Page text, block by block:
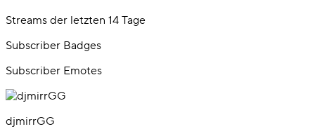
Streams der letzten 14 Tage
Subscriber Badges
Subscriber Emotes
djmirrGG